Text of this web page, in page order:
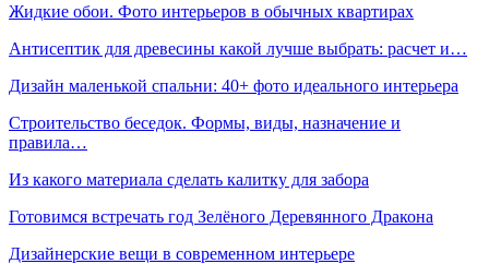
Жидкие обои. Фото интерьеров в обычных квартирах
Антисептик для древесины какой лучше выбрать: расчет и…
Дизайн маленькой спальни: 40+ фото идеального интерьера
Строительство беседок. Формы, виды, назначение и
правила…
Из какого материала сделать калитку для забора
Готовимся встречать год Зелёного Деревянного Дракона
Дизайнерские вещи в современном интерьере